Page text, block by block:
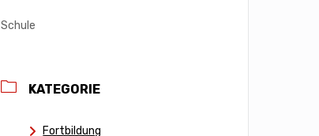
Schule
KATEGORIE
Fortbildung